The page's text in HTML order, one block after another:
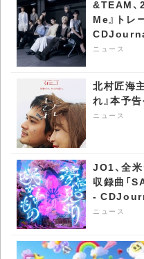
&TEAM、
Me』トレ
ニュース
北村匠海
れ』本予
ニュース
JO1、全
収録曲「
-
ニュース